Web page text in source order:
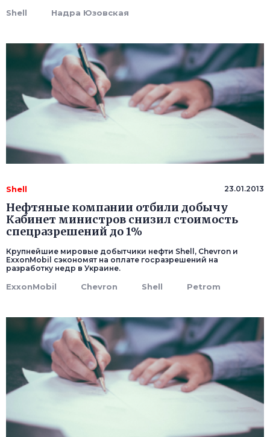
Shell Надра Юзовская
Shell 23.01.2013
Нефтяные компании отбили добычу
Кабинет министров снизил стоимость
спецразрешений до 1%
Крупнейшие мировые добытчики нефти Shell, Chevron и
ExxonMobil сэкономят на оплате госразрешений на
разработку недр в Украине.
ExxonMobil Chevron Shell Petrom